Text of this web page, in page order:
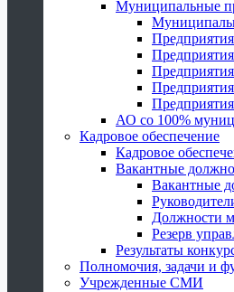
Муниципальные
АО со 100%
Кадровое обеспечение
Кадровое
Вакантные
Вакантные
Должности
Резерв
Результаты
Полномочия, задачи и
Учрежденные СМИ